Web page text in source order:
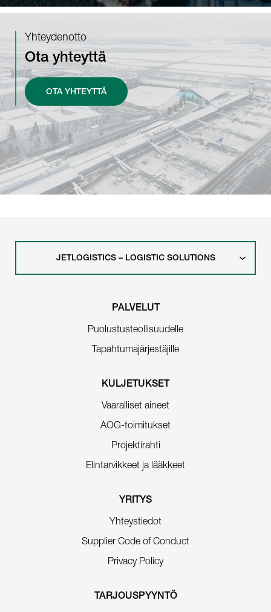
Yhteydenotto
Ota yhteyttä
OTA YHTEYTTÄ
JETLOGISTICS – LOGISTIC SOLUTIONS
PALVELUT
Puolustusteollisuudelle
Tapahtumajärjestäjille
KULJETUKSET
Vaaralliset aineet
AOG-toimitukset
Projektirahti
Elintarvikkeet ja lääkkeet
YRITYS
Yhteystiedot
Supplier Code of Conduct
Privacy Policy
TARJOUSPYYNTÖ